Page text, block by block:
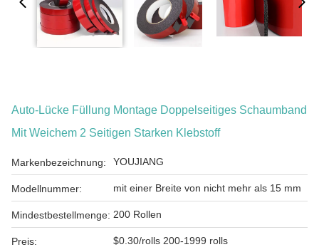
Auto-Lücke Füllung Montage Doppelseitiges Schaumband
Mit Weichem 2 Seitigen Starken Klebstoff
Markenbezeichnung: YOUJIANG
Modellnummer: mit einer Breite von nicht mehr als 15 mm
Mindestbestellmenge: 200 Rollen
Preis: $0.30/rolls 200-1999 rolls